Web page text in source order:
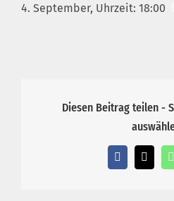
4. September, Uhrzeit: 18:00
Diesen Beitrag teilen -
Facebook
X